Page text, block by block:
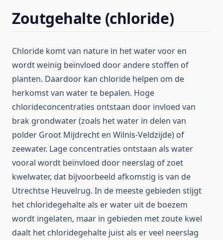
Zoutgehalte (chloride)
Chloride komt van nature in het water voor en
wordt weinig beïnvloed door andere stoffen of
planten. Daardoor kan chloride helpen om de
herkomst van water te bepalen. Hoge
chlorideconcentraties ontstaan door invloed van
brak grondwater (zoals het water in delen van
polder Groot Mijdrecht en Wilnis-Veldzijde) of
zeewater. Lage concentraties ontstaan als water
vooral wordt beïnvloed door neerslag of zoet
kwelwater, dat bijvoorbeeld afkomstig is van de
Utrechtse Heuvelrug. In de meeste gebieden stijgt
het chloridegehalte als er water uit de boezem
wordt ingelaten, maar in gebieden met zoute kwel
daalt het chloridegehalte juist als er veel neerslag